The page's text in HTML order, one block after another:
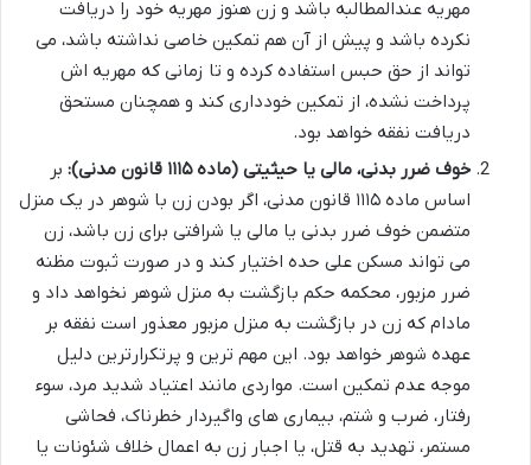
مهریه عندالمطالبه باشد و زن هنوز مهریه خود را دریافت
نکرده باشد و پیش از آن هم تمکین خاصی نداشته باشد، می
تواند از حق حبس استفاده کرده و تا زمانی که مهریه اش
پرداخت نشده، از تمکین خودداری کند و همچنان مستحق
دریافت نفقه خواهد بود.
خوف ضرر بدنی، مالی یا حیثیتی (ماده ۱۱۱۵ قانون مدنی):
بر
اساس ماده ۱۱۱۵ قانون مدنی، اگر بودن زن با شوهر در یک منزل
متضمن خوف ضرر بدنی یا مالی یا شرافتی برای زن باشد، زن
می تواند مسکن علی حده اختیار کند و در صورت ثبوت مظنه
ضرر مزبور، محکمه حکم بازگشت به منزل شوهر نخواهد داد و
مادام که زن در بازگشت به منزل مزبور معذور است نفقه بر
عهده شوهر خواهد بود. این مهم ترین و پرتکرارترین دلیل
موجه عدم تمکین است. مواردی مانند اعتیاد شدید مرد، سوء
رفتار، ضرب و شتم، بیماری های واگیردار خطرناک، فحاشی
مستمر، تهدید به قتل، یا اجبار زن به اعمال خلاف شئونات یا